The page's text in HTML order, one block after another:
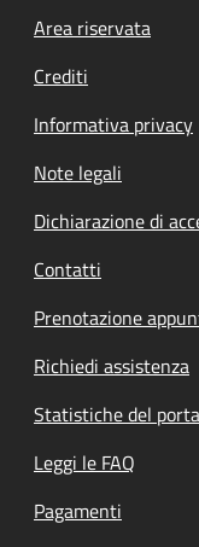
Footer
Area riservata
Crediti
Informativa privacy
Note legali
Dichiarazione di
Contatti
Prenotazione
Richiedi assistenza
Statistiche del
Leggi le FAQ
Pagamenti